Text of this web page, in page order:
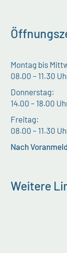
Montag bis
08.00 – 11.30
Donnerstag:
14.00 – 18.00
Freitag:
08.00 – 11.30
Nach
Weitere